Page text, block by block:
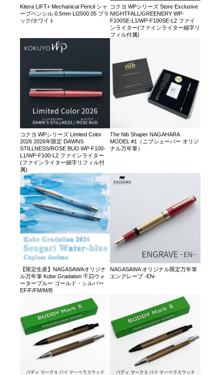
Kitera LIFT+ Mechanical Pencil シャ
ープペンシル 0.5mm LI2500.05 ブラ
ック/ホワイト
コクヨ WPシリーズ Store Exclusive
NIGHTFALL/GREENERY WP-
F100SE-L1/WP-F100SE-L2 ファイ
ンライター(ファインライター細字リ
フィル付属)
コクヨ WPシリーズ Limited Color
2026 2026年限定 DAWNS
STILLNESS/ROSE BUD WP-F100-
L1/WP-F100-L2 ファインライター
(ファインライター細字リフィル付
属)
The Nib Shaper NAGAHARA
MODEL #1（ニブシェーパー オリジ
ナル万年筆）
【限定生産】NAGASAWAオリジナ
ル万年筆 Kobe Gradation 千苅ウォ
ーターブルー ゴールド・シルバー
EF/F/FM/M/B
NAGASAWA オリジナル限定万年筆
エングレーブ -EN-